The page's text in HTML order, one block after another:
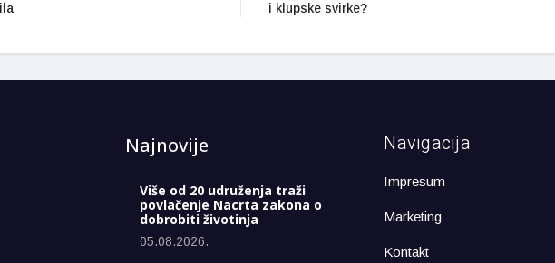
i klupske svirke?
Najnovije
Više od 20 udruženja traži
povlačenje Nacrta zakona o
dobrobiti životinja
05.08.2026.
Navigacija
Impresum
Marketing
Kontakt